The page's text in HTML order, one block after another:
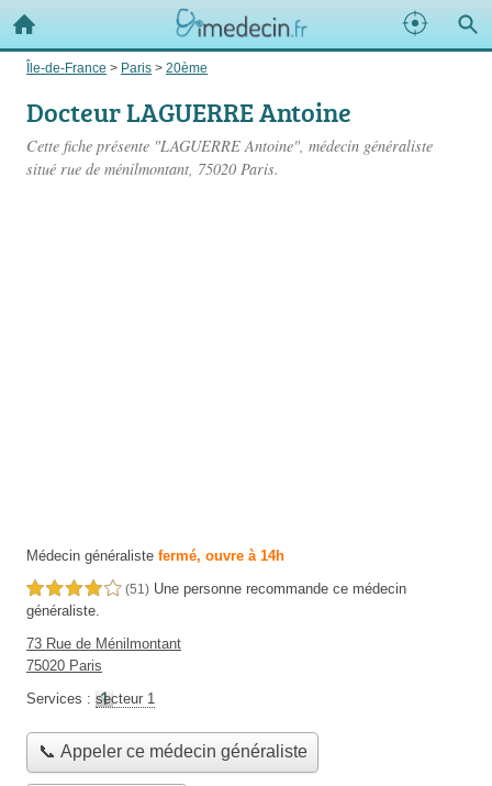
Île-de-France > Paris > 20ème
Docteur LAGUERRE Antoine
Cette fiche présente "LAGUERRE Antoine", médecin généraliste
situé rue de ménilmontant, 75020 Paris.
Médecin généraliste fermé, ouvre à 14h
4,0 étoiles sur 5 (51) Une personne recommande ce médecin
généraliste.
73 Rue de Ménilmontant
75020 Paris
Services : secteur 1
📞 Appeler ce médecin généraliste